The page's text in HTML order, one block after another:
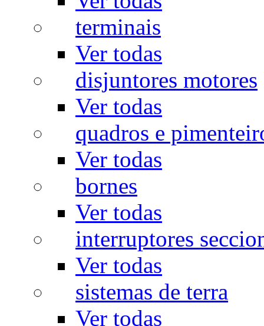
terminais
Ver todas
disjuntores motores
Ver todas
quadros e
Ver todas
bornes
Ver todas
interruptores
Ver todas
sistemas de terra
Ver todas